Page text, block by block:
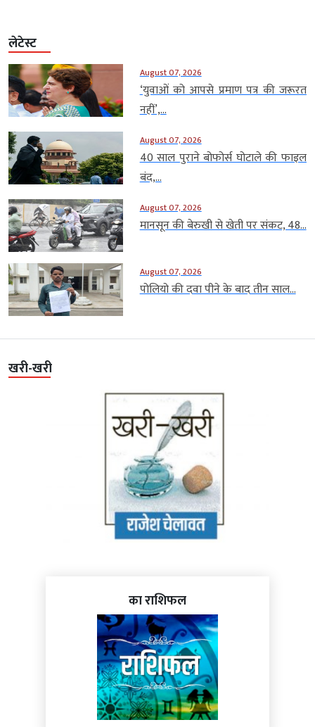
लेटेस्ट
August 07, 2026
‘युवाओं को आपसे प्रमाण पत्र की जरूरत
नहीं’,...
August 07, 2026
40 साल पुराने बोफोर्स घोटाले की फाइल
बंद,...
August 07, 2026
मानसून की बेरुखी से खेती पर संकट, 48...
August 07, 2026
पोलियो की दवा पीने के बाद तीन साल...
खरी-खरी
का राशिफल